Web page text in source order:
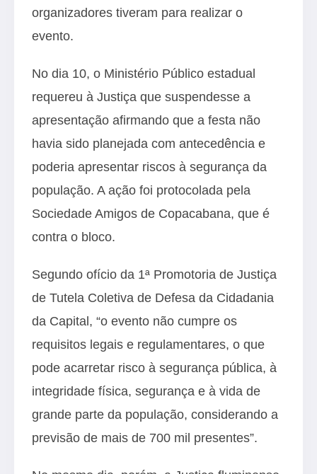
organizadores tiveram para realizar o
evento.
No dia 10, o Ministério Público estadual
requereu à Justiça que suspendesse a
apresentação afirmando que a festa não
havia sido planejada com antecedência e
poderia apresentar riscos à segurança da
população. A ação foi protocolada pela
Sociedade Amigos de Copacabana, que é
contra o bloco.
Segundo ofício da 1ª Promotoria de Justiça
de Tutela Coletiva de Defesa da Cidadania
da Capital, “o evento não cumpre os
requisitos legais e regulamentares, o que
pode acarretar risco à segurança pública, à
integridade física, segurança e à vida de
grande parte da população, considerando a
previsão de mais de 700 mil presentes”.